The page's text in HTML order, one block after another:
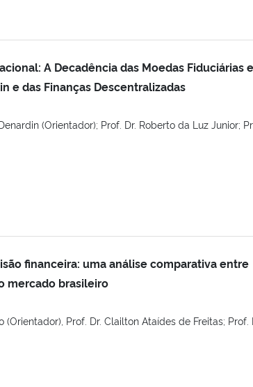
A Decadência das Moedas Fiduciárias
e das Finanças Descentralizadas
(Orientador); Prof. Dr. Roberto da Luz Junior;
financeira: uma análise comparativa entre
mercado brasileiro
Prof. Dr. Clailton Ataídes de Freitas; Prof.